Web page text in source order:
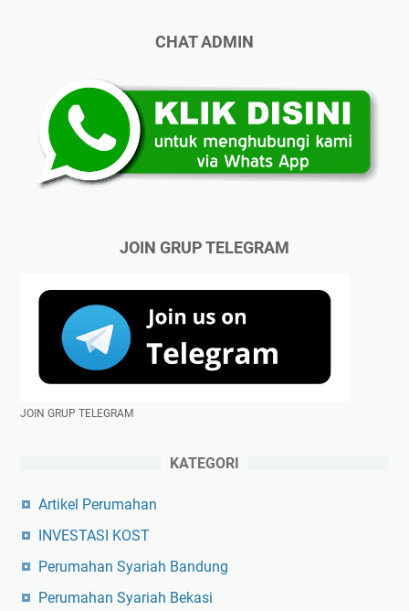
CHAT ADMIN
JOIN GRUP TELEGRAM
JOIN GRUP TELEGRAM
KATEGORI
Artikel Perumahan
INVESTASI KOST
Perumahan Syariah Bandung
Perumahan Syariah Bekasi